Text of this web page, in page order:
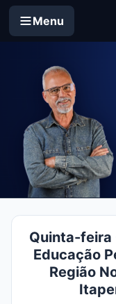
Menu
Quinta-feira
Educação
Região